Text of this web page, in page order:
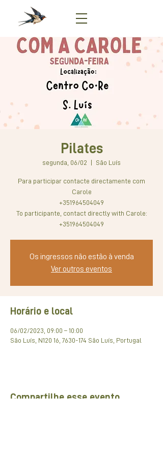
Pilates
segunda, 06/02 São Luís
Para participar contacte directamente com
Carole
+351964504049
To participante, contact directly with Carole:
+351964504049
Os ingressos não estão à venda
Ver outros eventos
Horário e local
06/02/2023, 09:00 – 10:00
São Luís, N120 16, 7630-174 São Luís, Portugal
Compartilhe esse evento